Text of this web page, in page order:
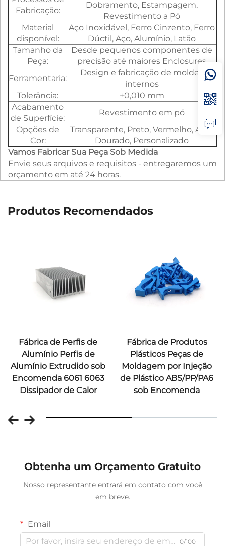
Fabricação:
Dobramento, Estampagem,
Revestimento a Pó
Material
disponível:
Aço Inoxidável, Ferro Cinzento, Ferro
Dúctil, Aço, Alumínio, Latão
Tamanho da
Peça:
Desde pequenos componentes de
precisão até maiores Enclosures
Ferramentaria:
Design e fabricação de moldes
internos
Tolerância:
±0,010 mm
Acabamento
de Superfície:
Revestimento em pó
Opções de
Cor:
Transparente, Preto, Vermelho, Azul,
Dourado, Personalizado
Vamos Fabricar Sua Peça Sob Medida
Envie seus arquivos e requisitos - entregaremos um
orçamento em até 24 horas.
Produtos Recomendados
Fábrica de Perfis de
Alumínio Perfis de
Alumínio Extrudido sob
Encomenda 6061 6063
Dissipador de Calor
Fábrica de Produtos
Plásticos Peças de
Moldagem por Injeção
de Plástico ABS/PP/PA6
sob Encomenda
Obtenha um Orçamento Gratuito
Nosso representante entrará em contato com você
em breve.
Email
0/100